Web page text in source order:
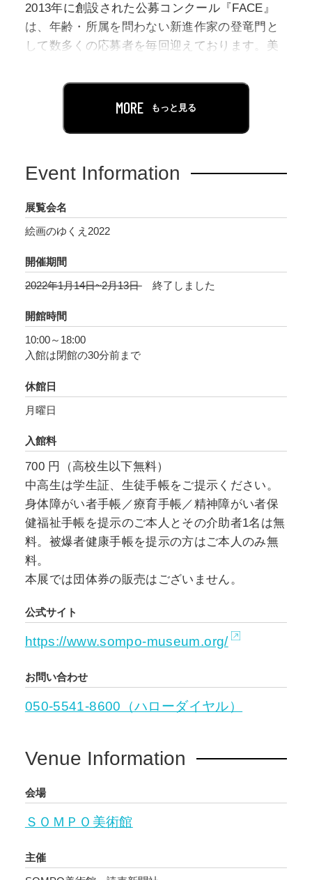
2013年に創設された公募コンクール『FACE』
は、年齢・所属を問わない新進作家の登竜門と
して数多くの応募者を毎回迎えております。美
て、真に力があり将来国際的にも通用する可能
性を秘めた作品を入選とし、その入選作品の中
の「グランプリ」「優秀賞」受賞作家たち12名
受賞後の展開をご紹介します。また、当館所蔵
作品となった「グランプリ」受賞作品2点も併せ
時代の感覚を捉えたFACE受賞作家たちの数年間
となることでしょう。
MORE もっと見る
Event Information
展覧会名
絵画のゆくえ2022
開催期間
2022年1月14日~2月13日
終了しました
開館時間
10:00～18:00
入館は閉館の30分前まで
休館日
月曜日
入館料
700 円（高校生以下無料）
中高生は学生証、生徒手帳をご提示ください。
身体障がい者手帳／療育手帳／精神障がい者保
健福祉手帳を提示のご本人とその介助者1名は無
料。被爆者健康手帳を提示の方はご本人のみ無
料。
本展では団体券の販売はございません。
公式サイト
https://www.sompo-museum.org/
お問い合わせ
050-5541-8600（ハローダイヤル）
Venue Information
会場
ＳＯＭＰＯ美術館
主催